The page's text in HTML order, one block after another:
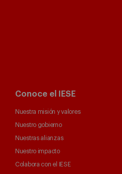
Conoce el IESE
Nuestra misión y valores
Nuestro gobierno
Nuestras alianzas
Nuestro impacto
Colabora con el IESE